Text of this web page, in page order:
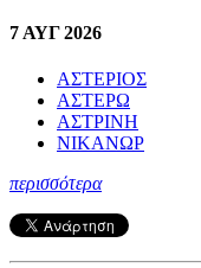
7 ΑΥΓ 2026
ΑΣΤΕΡΙΟΣ
ΑΣΤΕΡΩ
ΑΣΤΡΙΝΗ
ΝΙΚΑΝΩΡ
περισσότερα